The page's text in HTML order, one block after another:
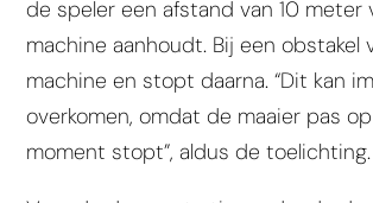
de speler een afstand van 10 meter
machine aanhoudt. Bij een obstakel
machine en stopt daarna. “Dit kan
overkomen, omdat de maaier pas
moment stopt”, aldus de toelichting.